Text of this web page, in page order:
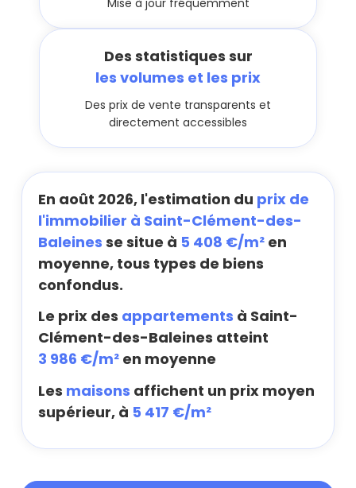
Des statistiques sur
les volumes et les prix
Des prix de vente transparents et
directement accessibles
En août 2026, l'estimation du prix de
l'immobilier à Saint-Clément-des-
Baleines se situe à 5 408 €/m² en
moyenne, tous types de biens
confondus.
Le prix des appartements à Saint-
Clément-des-Baleines atteint
3 986 €/m² en moyenne
Les maisons affichent un prix moyen
supérieur, à 5 417 €/m²